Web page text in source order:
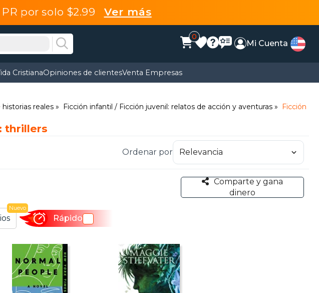
por solo $2.99 Ver más
0
Mi Cuenta
CristianaOpiniones de clientesVenta Empresas
reales Ficción infantil / Ficción juvenil: relatos de acción y aventuras
Ficción
thrillers
Ordenar por
Comparte y gana
dinero
Nuevo
Rápido